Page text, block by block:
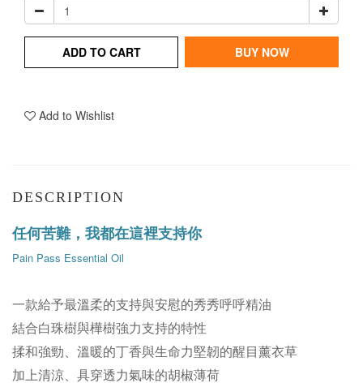
ADD TO CART BUY NOW
Add to Wishlist
DESCRIPTION
任何苦難，我都在這裡支持你
Pain Pass Essential Oil
一款給予最溫柔的支持與安慰的秀秀呼呼精油
結合白珠樹與樺樹強力支持的特性
揉和強勁、溫暖的丁香與生命力堅韌的醒目薰衣草
加上清涼、具穿透力氣味的胡椒薄荷